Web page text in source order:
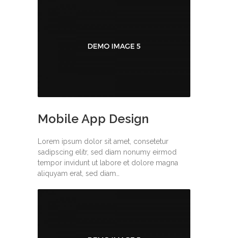
Mobile App Design
Lorem ipsum dolor sit amet, consetetur
sadipscing elitr, sed diam nonumy eirmod
tempor invidunt ut labore et dolore magna
aliquyam erat, sed diam…